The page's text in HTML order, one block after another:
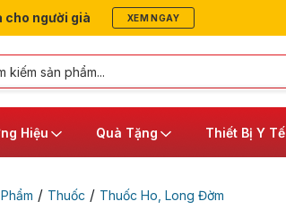
cho người già XEM NGAY
Hiệu Quà Tặng Thiết Bị Y Tế
/ Thuốc / Thuốc Ho, Long Đờm